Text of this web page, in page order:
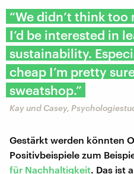
“We didn’t think
I’d be interested in
sustainability.
cheap I’m pretty
sweatshop.”
Kay und Casey,
Gestärkt werden könnten
Positivbeispiele zum
für Nachhaltigkeit. Das ist